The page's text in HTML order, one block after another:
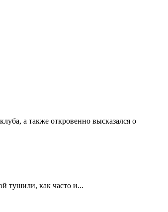
а также откровенно высказался о
тушили, как часто и...